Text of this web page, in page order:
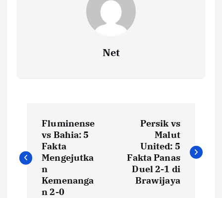
Net
v
Fluminense
vs Bahia: 5
Fakta
Mengejutka
n
Kemenanga
n 2-0
Persik vs
Malut
United: 5
Fakta Panas
Duel 2-1 di
Brawijaya